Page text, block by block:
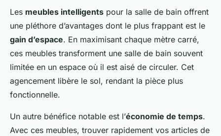
Les meubles intelligents pour la salle de bain offrent
une pléthore d’avantages dont le plus frappant est le
gain d’espace. En maximisant chaque mètre carré,
ces meubles transforment une salle de bain souvent
limitée en un espace où il est aisé de circuler. Cet
agencement libère le sol, rendant la pièce plus
fonctionnelle.
Un autre bénéfice notable est l’économie de temps.
Avec ces meubles, trouver rapidement vos articles de